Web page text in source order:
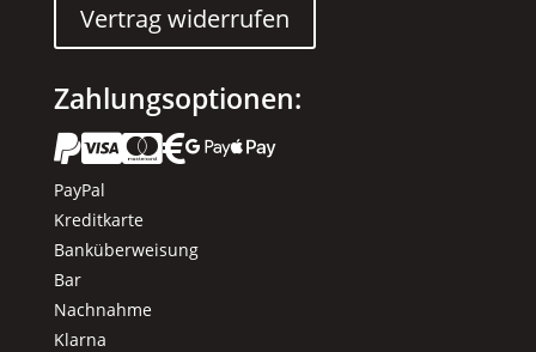
Vertrag widerrufen
Zahlungsoptionen:
 
PayPal
Kreditkarte
Banküberweisung
Bar
Nachnahme
Klarna